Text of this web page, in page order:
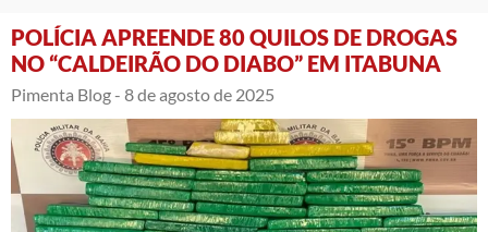
POLÍCIA APREENDE 80 QUILOS DE DROGAS
NO “CALDEIRÃO DO DIABO” EM ITABUNA
Pimenta Blog - 8 de agosto de 2025